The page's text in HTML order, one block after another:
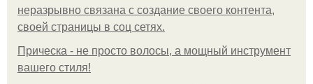
неразрывно связана с создание своего контента,
своей страницы в соц сетях.
Прическа - не просто волосы, а мощный инструмент
вашего стиля!